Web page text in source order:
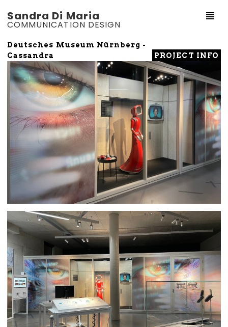
Sandra Di Maria
COMMUNICATION DESIGN
Deutsches Museum Nürnberg -
Cassandra
PROJECT INFO